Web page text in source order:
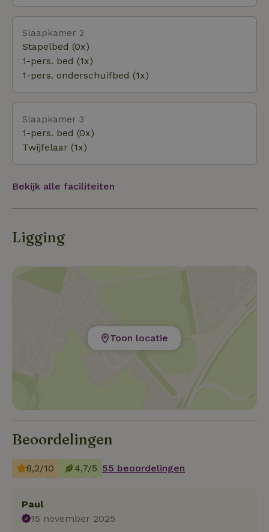
stille Saksische dorpjes vol boerderijen, tussen
glooiende essen en lager gelegen beekdalen.
Meppen zelf is ook zo'n dorpje, met wel een leuk
restaurant (De Tramhalte) en een pizzeria (Trivio del
Villaggio). Voor bakker en supermarkt moet je naar
Aalden, een kilometer verderop. Mooie fietstocht.
Slaapkamer 2
Stapelbed (0x)
1-pers. bed (1x)
1-pers. onderschuifbed (1x)
Slaapkamer 3
1-pers. bed (0x)
Twijfelaar (1x)
Bekijk alle faciliteiten
Ligging
Toon locatie
Beoordelingen
8,2/10 4,7/5 55 beoordelingen
Paul
15 november 2025